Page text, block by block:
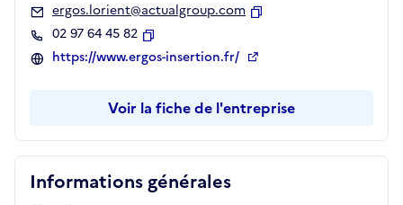
Informations générales
ergos.lorient@actualgroup.com
02 97 64 45 82
Copier
https://www.ergos-insertion.fr/
Voir la fiche de l'entreprise